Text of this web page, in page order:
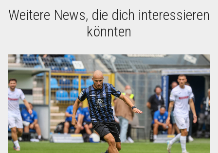
Weitere News, die dich interessieren
könnten